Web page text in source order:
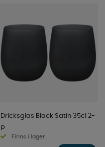
Dricksglas Black Satin 35cl 2-
p
Finns i lager